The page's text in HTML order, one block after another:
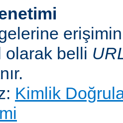
erişimin
olarak belli
Kimlik